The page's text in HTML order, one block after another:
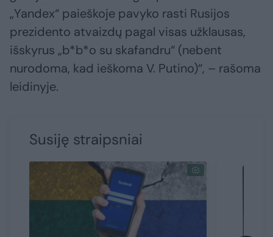
„Yandex“ paieškoje pavyko rasti Rusijos
prezidento atvaizdų pagal visas užklausas,
išskyrus „b*b*o su skafandru“ (nebent
nurodoma, kad ieškoma V. Putino)“, – rašoma
leidinyje.
Susiję straipsniai